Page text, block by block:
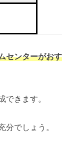
センターがおす
きます。
でしょう。